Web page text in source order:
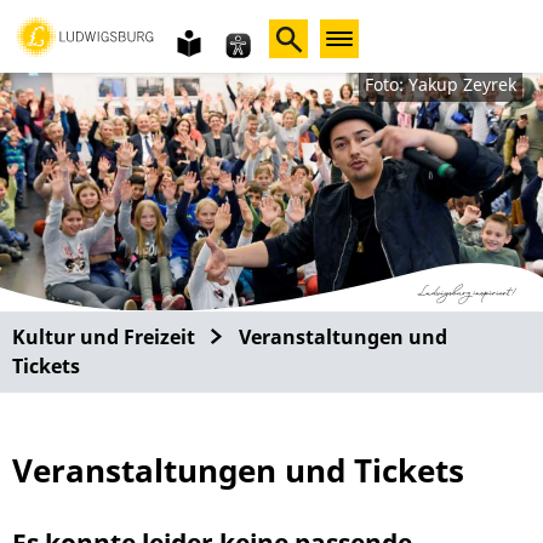
Gebärdensprache
leichte
Sprache Foto: Yakup Zeyrek
Kultur und Freizeit
Veranstaltungen und
Tickets
Veranstaltungen und Tickets